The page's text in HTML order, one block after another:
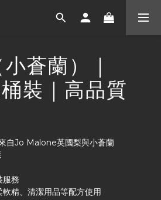
蒼蘭）｜
裝｜高品質
自Jo Malone英國梨與小蒼蘭
服務
精、清潔用品等配方使用